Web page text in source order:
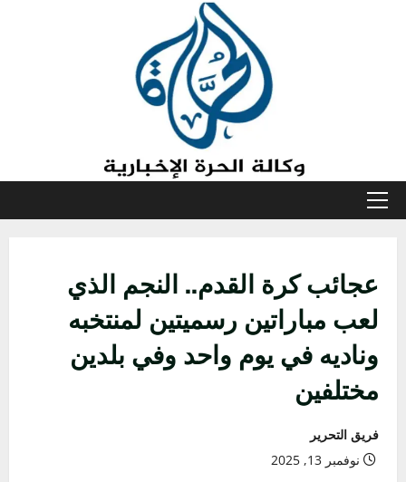
القائمة
عجائب كرة القدم.. النجم الذي
لعب مباراتين رسميتين لمنتخبه
وناديه في يوم واحد وفي بلدين
مختلفين
فريق التحرير
نوفمبر 13, 2025